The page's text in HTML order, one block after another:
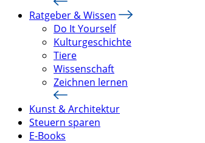
Ratgeber & Wissen
Do It Yourself
Kulturgeschichte
Tiere
Wissenschaft
Zeichnen lernen
Kunst & Architektur
Steuern sparen
E-Books